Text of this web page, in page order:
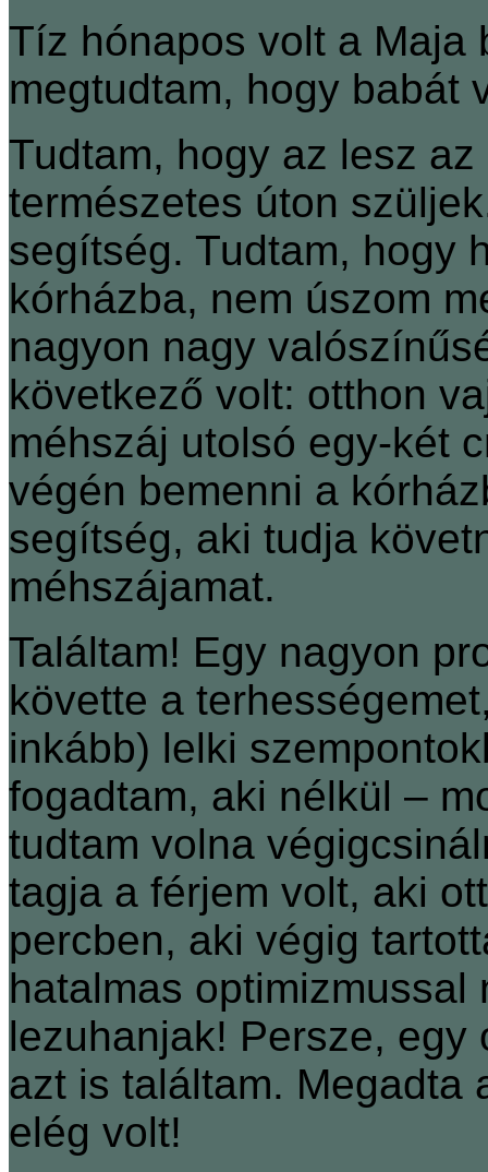
Tíz hónapos volt a Maja
megtudtam, hogy babát
Tudtam, hogy az lesz
természetes úton
segítség. Tudtam, hogy
kórházba, nem úszom
nagyon nagy
következő volt: otthon
méhszáj utolsó egy-két
végén bemenni a
segítség, aki tudja
méhszájamat.
Találtam! Egy nagyon
követte a
inkább) lelki
fogadtam, aki nélkül –
tudtam volna
tagja a férjem volt, aki
percben, aki végig
hatalmas optimizmussal
lezuhanjak! Persze,
azt is találtam. Megadta
elég volt!